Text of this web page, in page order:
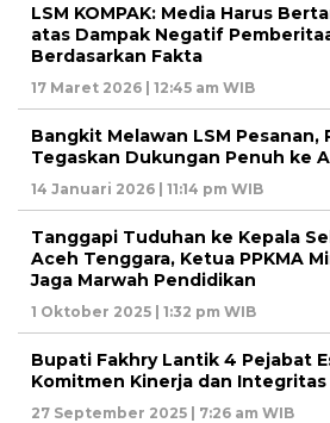
LSM KOMPAK: Media Harus
atas Dampak Negatif
Berdasarkan Fakta
17 Maret 2026 | 12:45 am WIB
Bangkit Melawan LSM Pesanan,
Tegaskan Dukungan Penuh ke
14 Januari 2026 | 11:14 pm WIB
Tanggapi Tuduhan ke Kepala
Aceh Tenggara, Ketua PPKMA
Jaga Marwah Pendidikan
1 Oktober 2025 | 1:32 pm WIB
Bupati Fakhry Lantik 4 Pejabat
Komitmen Kinerja dan Integritas
27 September 2025 | 7:26 am WIB